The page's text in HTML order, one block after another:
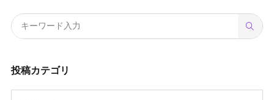
投稿カテゴリ